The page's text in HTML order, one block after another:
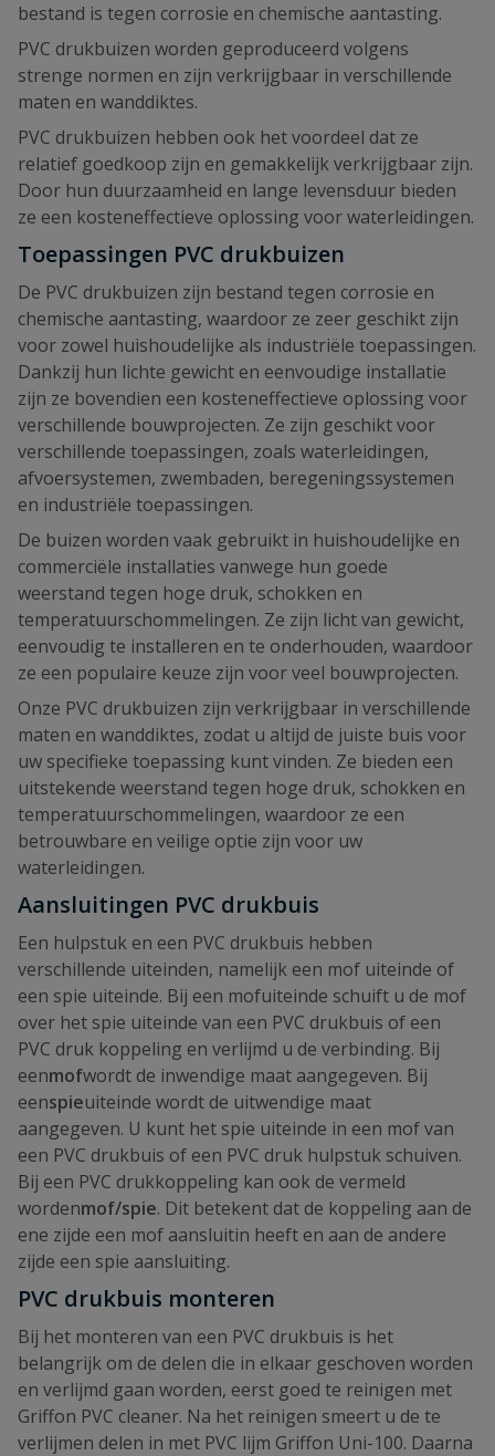
bestand is tegen corrosie en chemische aantasting.
PVC drukbuizen worden geproduceerd volgens
strenge normen en zijn verkrijgbaar in verschillende
maten en wanddiktes.
PVC drukbuizen hebben ook het voordeel dat ze
relatief goedkoop zijn en gemakkelijk verkrijgbaar zijn.
Door hun duurzaamheid en lange levensduur bieden
ze een kosteneffectieve oplossing voor waterleidingen.
Toepassingen PVC drukbuizen
De PVC drukbuizen zijn bestand tegen corrosie en
chemische aantasting, waardoor ze zeer geschikt zijn
voor zowel huishoudelijke als industriële toepassingen.
Dankzij hun lichte gewicht en eenvoudige installatie
zijn ze bovendien een kosteneffectieve oplossing voor
verschillende bouwprojecten. Ze zijn geschikt voor
verschillende toepassingen, zoals waterleidingen,
afvoersystemen, zwembaden, beregeningssystemen
en industriële toepassingen.
De buizen worden vaak gebruikt in huishoudelijke en
commerciële installaties vanwege hun goede
weerstand tegen hoge druk, schokken en
temperatuurschommelingen. Ze zijn licht van gewicht,
eenvoudig te installeren en te onderhouden, waardoor
ze een populaire keuze zijn voor veel bouwprojecten.
Onze PVC drukbuizen zijn verkrijgbaar in verschillende
maten en wanddiktes, zodat u altijd de juiste buis voor
uw specifieke toepassing kunt vinden. Ze bieden een
uitstekende weerstand tegen hoge druk, schokken en
temperatuurschommelingen, waardoor ze een
betrouwbare en veilige optie zijn voor uw
waterleidingen.
Aansluitingen PVC drukbuis
Een hulpstuk en een PVC drukbuis hebben
verschillende uiteinden, namelijk een mof uiteinde of
een spie uiteinde. Bij een mofuiteinde schuift u de mof
over het spie uiteinde van een PVC drukbuis of een
PVC druk koppeling en verlijmd u de verbinding. Bij
eenmofwordt de inwendige maat aangegeven. Bij
eenspieuiteinde wordt de uitwendige maat
aangegeven. U kunt het spie uiteinde in een mof van
een PVC drukbuis of een PVC druk hulpstuk schuiven.
Bij een PVC drukkoppeling kan ook de vermeld
wordenmof/spie. Dit betekent dat de koppeling aan de
ene zijde een mof aansluitin heeft en aan de andere
zijde een spie aansluiting.
PVC drukbuis monteren
Bij het monteren van een PVC drukbuis is het
belangrijk om de delen die in elkaar geschoven worden
en verlijmd gaan worden, eerst goed te reinigen met
Griffon PVC cleaner. Na het reinigen smeert u de te
verlijmen delen in met PVC lijm Griffon Uni-100. Daarna